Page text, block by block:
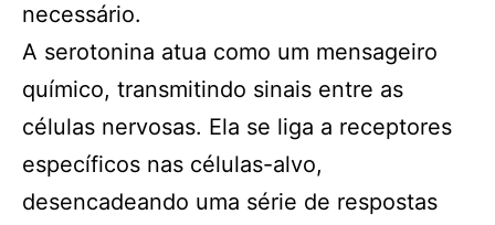
necessário.
A serotonina atua como um mensageiro
químico, transmitindo sinais entre as
células nervosas. Ela se liga a receptores
específicos nas células-alvo,
desencadeando uma série de respostas